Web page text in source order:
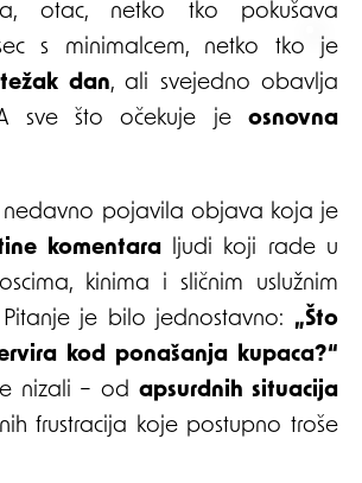
otac, netko tko pokušava
s minimalcem, netko tko je
težak dan, ali svejedno obavlja
sve što očekuje je osnovna
nedavno pojavila objava koja je
komentaraljudi koji rade u
kinima i sličnim uslužnim
je bilo jednostavno: „Što
kod ponašanja kupaca?“
nizali – odapsurdnih situacija
frustracija koje postupno troše